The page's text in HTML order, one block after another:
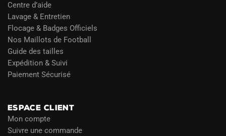
Centre d’aide
Lavage & Entretien
Flocage & Badges Officiels
Nos Maillots de Football
Guide des tailles
Expédition & Suivi
Paiement Sécurisé
ESPACE CLIENT
Mon compte
Suivre une commande